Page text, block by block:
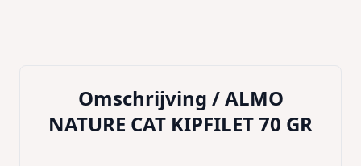
Omschrijving /ALMO
NATURE CAT KIPFILET 70 GR